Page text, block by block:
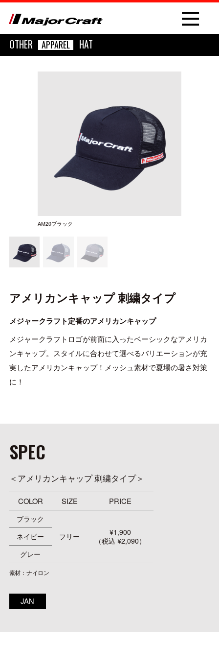
ONLINE SHOP
OVERSEAS
OFFICIAL FAN CLUB
CUSTOMER
CATALOGUE
MAJOR CRAFT FACTORY
OTHER APPAREL HAT
AM20ブラック
アメリカンキャップ 刺繍タイプ
メジャークラフト定番のアメリカンキャップ
メジャークラフトロゴが前面に入ったベーシックなアメリカ
ンキャップ。スタイルに合わせて選べるバリエーションが充
実したアメリカンキャップ！メッシュ素材で夏場の暑さ対策
に！
SPEC
＜アメリカンキャップ 刺繍タイプ＞
COLOR SIZE PRICE
ブラック
フリー
¥1,900
（税込 ¥2,090）
ネイビー
グレー
素材：ナイロン
JAN